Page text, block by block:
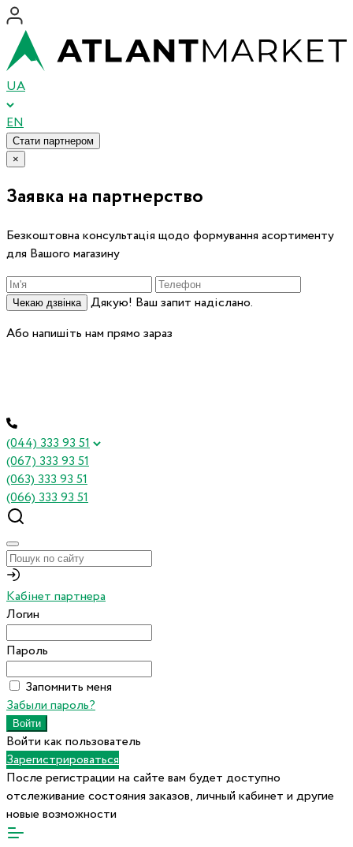
UA
EN
Стати партнером
×
Заявка на партнерство
Безкоштовна консультація щодо формування асортименту
для Вашого магазину
Чекаю дзвінка
Дякую! Ваш запит надіслано.
Або напишіть нам прямо зараз
(044) 333 93 51
(067) 333 93 51
(063) 333 93 51
(066) 333 93 51
Кабінет партнера
Логин
Пароль
Запомнить меня
Забыли пароль?
Войти как пользователь
Зарегистрироваться
После регистрации на сайте вам будет доступно
отслеживание состояния заказов, личный кабинет и другие
новые возможности